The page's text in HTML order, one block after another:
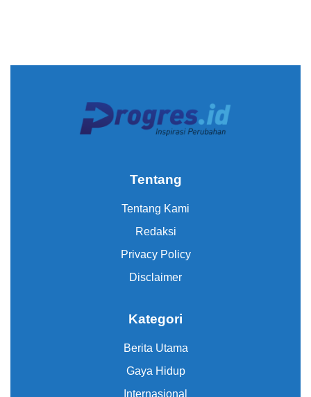
Tentang
Tentang Kami
Redaksi
Privacy Policy
Disclaimer
Kategori
Berita Utama
Gaya Hidup
Internasional